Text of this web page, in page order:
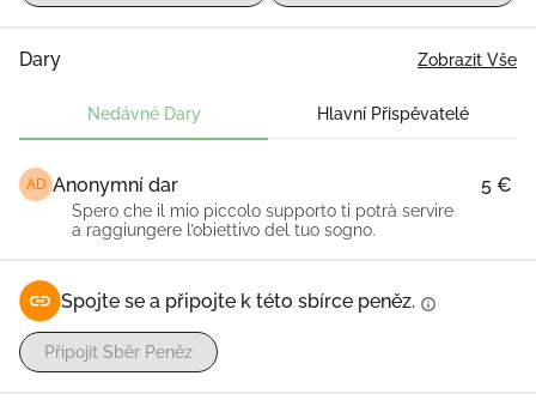
Jsme nesmírně vděční za vaši podporu a pomoc při
Děkujeme z celého srdce!
Dary Zobrazit Vše
Nedávné Dary Hlavní Přispěvatelé
AD Anonymní dar 5 €
Spero che il mio piccolo supporto ti potrà servire
a raggiungere l’obiettivo del tuo sogno.
Spojte se a připojte k této sbírce peněz. info
Připojit Sběr Peněz